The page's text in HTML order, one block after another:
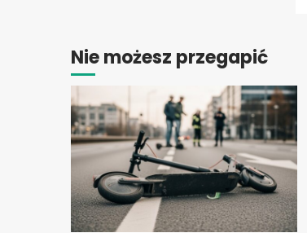
Nie możesz przegapić